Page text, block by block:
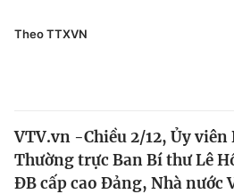
Thế giới
Theo TTXVN
VTV.vn -Chiều 2/12, Ủy
Thường trực Ban Bí thư Lê
ĐB cấp cao Đảng, Nhà nước